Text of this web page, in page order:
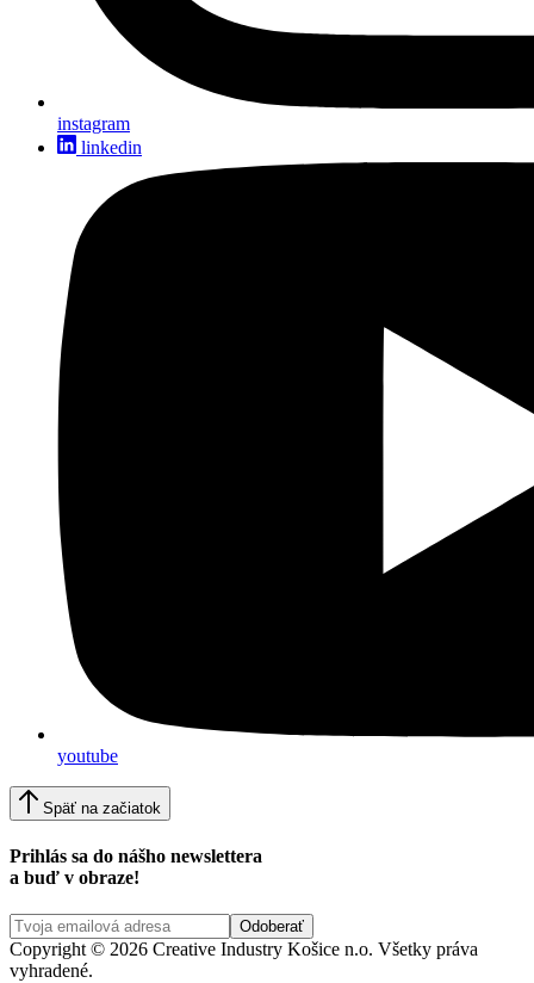
instagram
linkedin
youtube
Späť na začiatok
Prihlás sa do nášho newslettera
a buď v obraze!
Copyright © 2026 Creative Industry Košice n.o. Všetky práva
vyhradené.